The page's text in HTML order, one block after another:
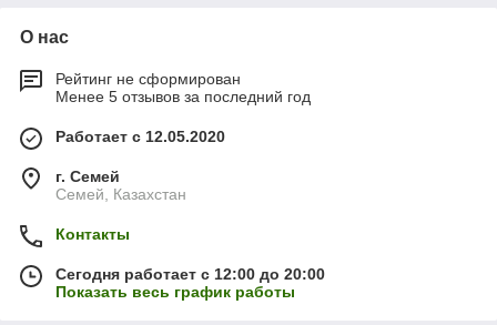
О нас
Рейтинг не сформирован
Менее 5 отзывов за последний год
Работает с 12.05.2020
г. Семей
Семей, Казахстан
Контакты
Сегодня работает с 12:00 до 20:00
Показать весь график работы